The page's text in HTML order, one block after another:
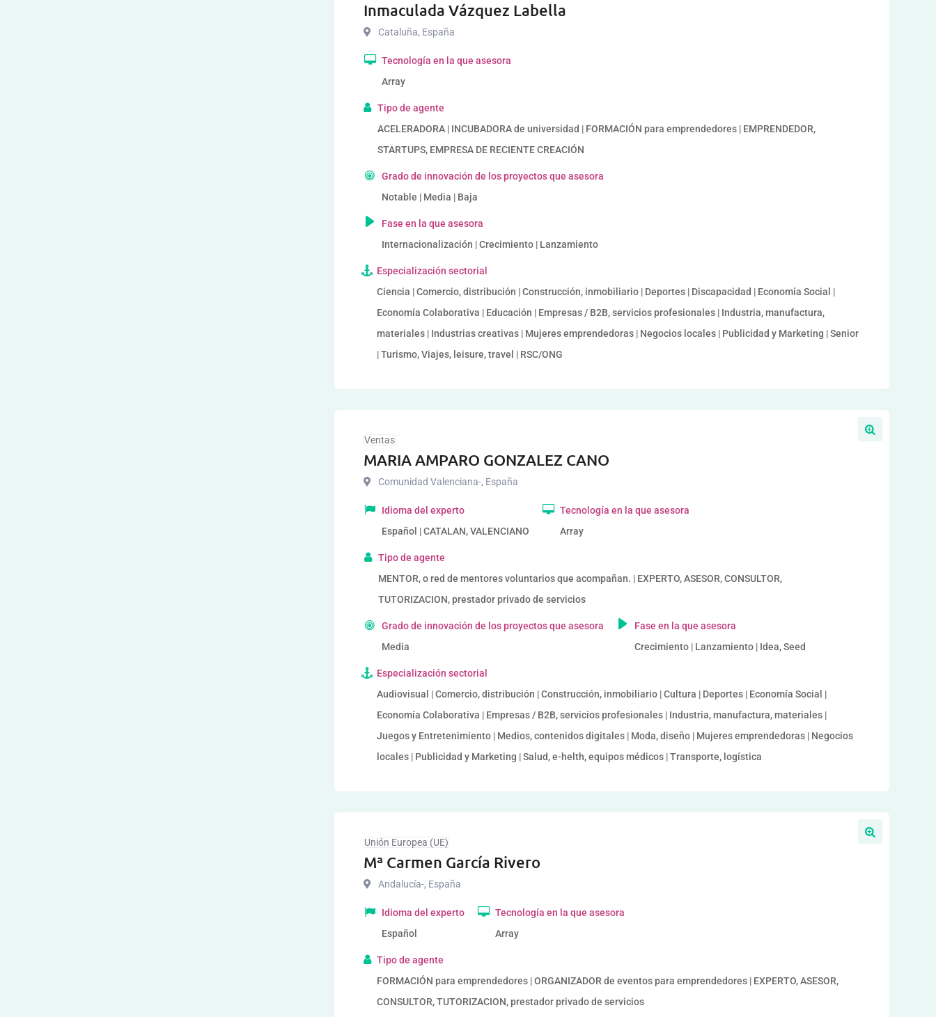
Inmaculada Vázquez Labella
Cataluña, España
Tecnología en la que asesora
Array
Tipo de agente
ACELERADORA | INCUBADORA de universidad | FORMACIÓN para emprendedores | EMPRENDEDOR,
STARTUPS, EMPRESA DE RECIENTE CREACIÓN
Grado de innovación de los proyectos que asesora
Notable | Media | Baja
Fase en la que asesora
Internacionalización | Crecimiento | Lanzamiento
Especialización sectorial
Ciencia | Comercio, distribución | Construcción, inmobiliario | Deportes | Discapacidad | Economía Social |
Economía Colaborativa | Educación | Empresas / B2B, servicios profesionales | Industria, manufactura,
materiales | Industrias creativas | Mujeres emprendedoras | Negocios locales | Publicidad y Marketing | Senior
| Turismo, Viajes, leisure, travel | RSC/ONG
Ventas
MARIA AMPARO GONZALEZ CANO
Comunidad Valenciana-, España
Idioma del experto
Español | CATALAN, VALENCIANO
Tecnología en la que asesora
Array
Tipo de agente
MENTOR, o red de mentores voluntarios que acompañan. | EXPERTO, ASESOR, CONSULTOR,
TUTORIZACION, prestador privado de servicios
Grado de innovación de los proyectos que asesora
Media
Fase en la que asesora
Crecimiento | Lanzamiento | Idea, Seed
Especialización sectorial
Audiovisual | Comercio, distribución | Construcción, inmobiliario | Cultura | Deportes | Economía Social |
Economía Colaborativa | Empresas / B2B, servicios profesionales | Industria, manufactura, materiales |
Juegos y Entretenimiento | Medios, contenidos digitales | Moda, diseño | Mujeres emprendedoras | Negocios
locales | Publicidad y Marketing | Salud, e-helth, equipos médicos | Transporte, logística
Unión Europea (UE)
Mª Carmen García Rivero
Andalucía-, España
Idioma del experto
Español
Tecnología en la que asesora
Array
Tipo de agente
FORMACIÓN para emprendedores | ORGANIZADOR de eventos para emprendedores | EXPERTO, ASESOR,
CONSULTOR, TUTORIZACION, prestador privado de servicios